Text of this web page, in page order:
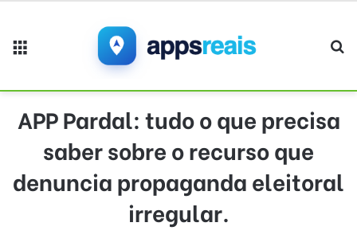
APP Pardal: tudo o que precisa
saber sobre o recurso que
denuncia propaganda eleitoral
irregular.